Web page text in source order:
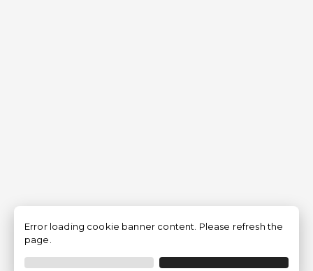
Filtrer
Error loading cookie banner content. Please refresh the
page.